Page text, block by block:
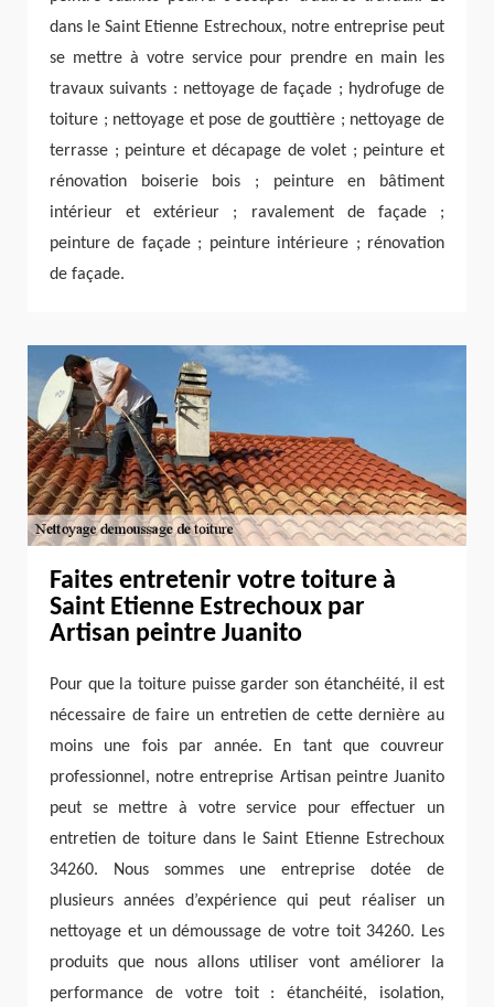
dans le Saint Etienne Estrechoux, notre entreprise peut
se mettre à votre service pour prendre en main les
travaux suivants : nettoyage de façade ; hydrofuge de
toiture ; nettoyage et pose de gouttière ; nettoyage de
terrasse ; peinture et décapage de volet ; peinture et
rénovation boiserie bois ; peinture en bâtiment
intérieur et extérieur ; ravalement de façade ;
peinture de façade ; peinture intérieure ; rénovation
de façade.
Faites entretenir votre toiture à
Saint Etienne Estrechoux par
Artisan peintre Juanito
Pour que la toiture puisse garder son étanchéité, il est
nécessaire de faire un entretien de cette dernière au
moins une fois par année. En tant que couvreur
professionnel, notre entreprise Artisan peintre Juanito
peut se mettre à votre service pour effectuer un
entretien de toiture dans le Saint Etienne Estrechoux
34260. Nous sommes une entreprise dotée de
plusieurs années d’expérience qui peut réaliser un
nettoyage et un démoussage de votre toit 34260. Les
produits que nous allons utiliser vont améliorer la
performance de votre toit : étanchéité, isolation,